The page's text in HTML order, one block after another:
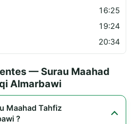
16:25
19:24
20:34
— Surau Maahad
Almarbawi
Maahad Tahfiz
?